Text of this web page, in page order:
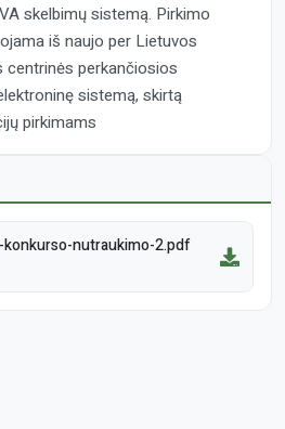
skelbimų sistemą. Pirkimo
iš naujo per Lietuvos
centrinės perkančiosios
sistemą, skirtą
pirkimams
konkurso-nutraukimo-2.pdf